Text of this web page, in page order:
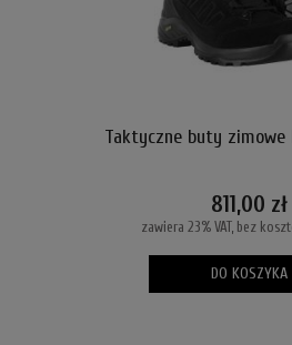
Taktyczne buty
811,00 zł
zawiera 23% VAT, bez
DO KOSZYKA